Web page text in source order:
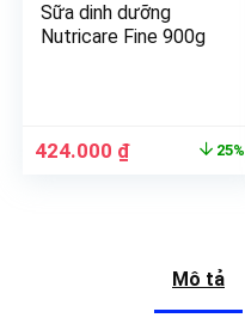
Sữa dinh dưỡng
Nutricare Fine 900g
424.000 ₫ 25%
Mô tả